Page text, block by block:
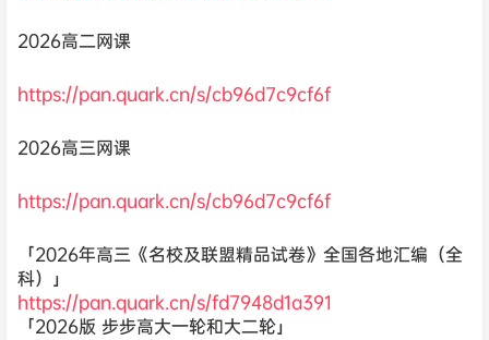
2026高二网课
https://pan.quark.cn/s/cb96d7c9cf6f
2026高三网课
https://pan.quark.cn/s/cb96d7c9cf6f
「2026年高三《名校及联盟精品试卷》全国各地汇编（全
科）」
https://pan.quark.cn/s/fd7948d1a391
「2026版 步步高大一轮和大二轮」